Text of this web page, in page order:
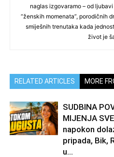
naglas izgovaramo – od
“ženskih momenata”, porodičnih
smiješnih trenutaka kada
život je
RELATED ARTICLES MORE
SUDBINA
MIJENJA
napokon
pripada, Bik,
u...